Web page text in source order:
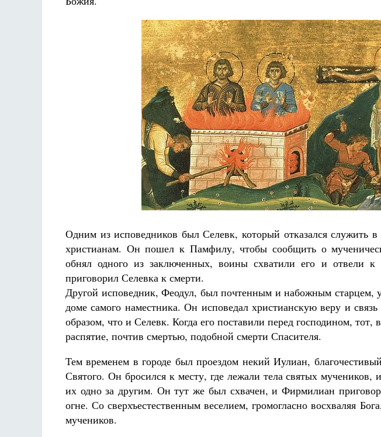
Одним из исповедников был Селевк, который отказался служить
христианам. Он пошел к Памфилу, чтобы сообщить о
обнял одного из заключенных, воины схватили его и отвели к
приговорил Селевка к смерти.
Другой исповедник, Феодул, был почтенным и набожным старцем,
доме самого наместника. Он исповедал христианскую веру и
образом, что и Селевк. Когда его поставили перед господином, тот,
распятие, почтив смертью, подобной смерти Спасителя.
Тем временем в городе был проездом некий Иулиан,
Святого. Он бросился к месту, где лежали тела святых мучеников,
их одно за другим. Он тут же был схвачен, и Фирмилиан
огне. Со сверхъестественным веселием, громогласно восхваляя
мучеников.